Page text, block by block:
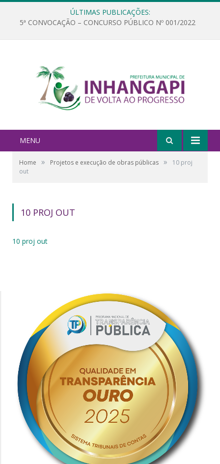
ÚLTIMAS PUBLICAÇÕES:
5ª CONVOCAÇÃO – CONCURSO PÚBLICO Nº 001/2022
MENU
Home » Projetos e execução de obras públicas »
10 proj
out
10 PROJ OUT
10 proj out